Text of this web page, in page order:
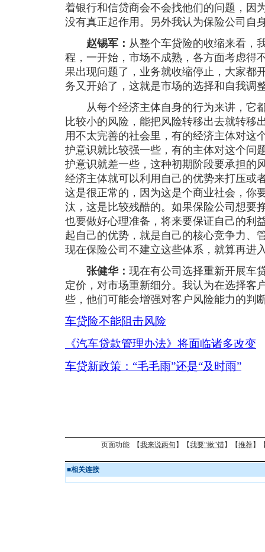
着银行和信贷商会不会找他们的问题，因
没有真正起作用。另外我认为保险公司自
赵锡军： 从整个车贷险的收缩来看，
程，一开始，市场不成熟，各方面考虑得
果出现问题了，业务就收缩停止，大家都
务又开始了，这就是市场的选择和自我调
从每个经济主体自身的行为来讲，它
比较小的风险，能把风险转移出去就转移
用不太完善的社会里，有的经济主体对这
护意识就比较强一些，有的主体对这个问
护意识就差一些，这种初期阶段要承担的
经济主体就可以利用自己的优势来打压或
这是很正常的，因为这是个商业社会，你
汰，这是比较残酷的。如果保险公司想要
也要做好心理准备，将来要保证自己的利
起自己的优势，就是自己的核心竞争力、
现在保险公司不建立这些体系，就算再进
张健华： 现在有公司选择重新开展车
定价，对市场重新细分。我认为在选择客
些，他们可能会增强对客户风险能力的判
车贷险不能阻击风险
《汽车贷款管理办法》将面临诸多改变
车贷新政策：“毛毛雨”还是“及时雨”
页面功能 【我来说两句 】【我要“揪”错】【推荐】
■相关连接